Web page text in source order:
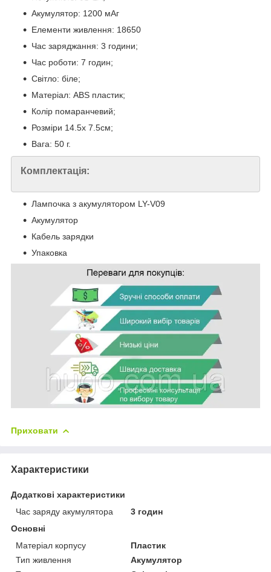
Акумулятор: 1200 мАг
Елементи живлення: 18650
Час заряджання: 3 години;
Час роботи: 7 годин;
Світло: біле;
Матеріал: ABS пластик;
Колір помаранчевий;
Розміри 14.5x 7.5см;
Вага: 50 г.
Комплектація:
Лампочка з акумулятором LY-V09
Акумулятор
Кабель зарядки
Упаковка
Приховати
Характеристики
Додаткові характеристики
Час заряду акумулятора
3 годин
Основні
Матеріал корпусу
Пластик
Тип живлення
Акумулятор